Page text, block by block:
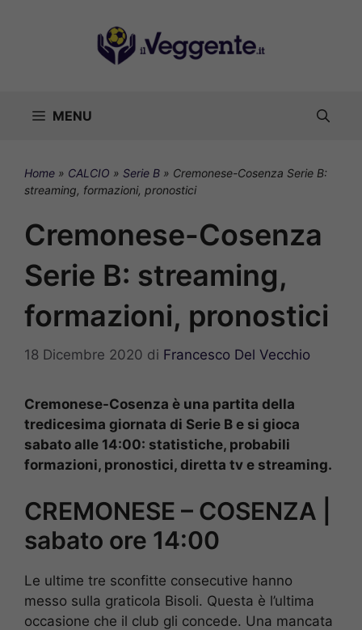
MENU
Home » CALCIO » Serie B » Cremonese-Cosenza Serie B:
streaming, formazioni, pronostici
Cremonese-Cosenza
Serie B: streaming,
formazioni, pronostici
18 Dicembre 2020 di Francesco Del Vecchio
Cremonese-Cosenza è una partita della
tredicesima giornata di Serie B e si gioca
sabato alle 14:00: statistiche, probabili
formazioni, pronostici, diretta tv e streaming.
CREMONESE – COSENZA |
sabato ore 14:00
Le ultime tre sconfitte consecutive hanno
messo sulla graticola Bisoli. Questa è l’ultima
occasione che il club gli concede. Una mancata